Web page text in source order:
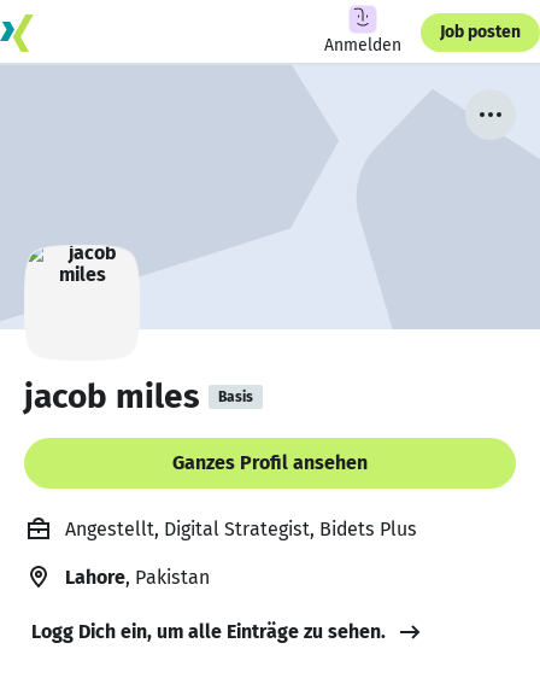
Anmelden
Job posten
jacob miles Basis
Ganzes Profil ansehen
Angestellt, Digital Strategist, Bidets Plus
Lahore, Pakistan
Logg Dich ein, um alle Einträge zu sehen.